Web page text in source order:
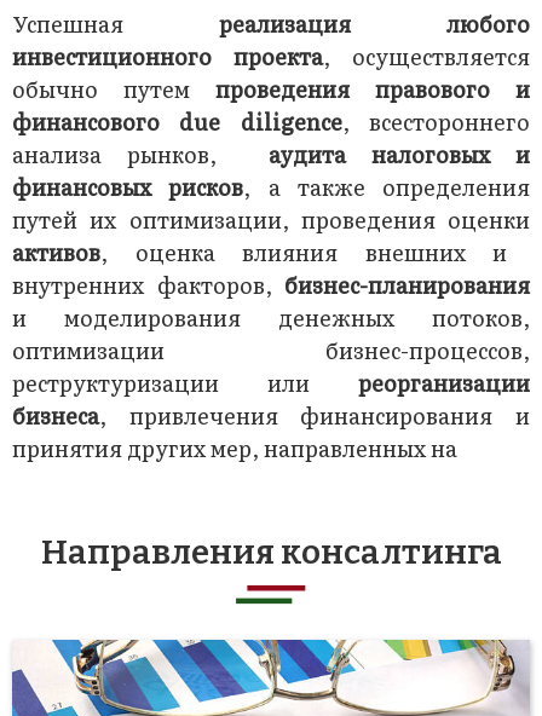
Успешная реализация любого
инвестиционного проекта, осуществляется
обычно путем проведения правового и
финансового due diligence, всестороннего
анализа рынков,
аудита
налоговых и
финансовых рисков, а также определения
путей их оптимизации, проведения оценки
активов, оценка влияния внешних и
внутренних факторов, бизнес-планирования
и моделирования денежных потоков,
оптимизации бизнес-процессов,
реструктуризации или реорганизации
бизнеса, привлечения финансирования и
принятия других мер, направленных на
Направления консалтинга